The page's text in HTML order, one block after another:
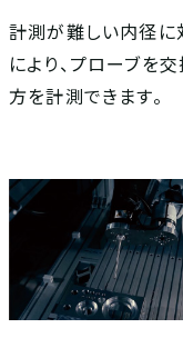
計測が難しい内径に
により、プローブを
方を計測できます。